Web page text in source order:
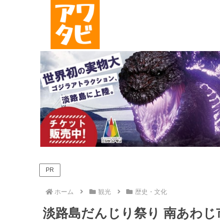
PR
ホーム 観光 歴史・文化
淡路島だんじり祭り 南あわじ